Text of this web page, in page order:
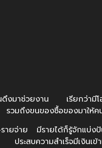
ช่วยงาน เรียกว่ามีโอก
รวมถึงขนของซื้อของมา
าย มีรายได้ก็รู้จักแบ่งปั
ระสบความสำเร็จมีเงินเข้